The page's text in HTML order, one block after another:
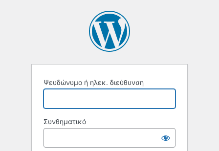
Ψευδώνυμο ή ηλεκ. διεύθυνση
Συνθηματικό